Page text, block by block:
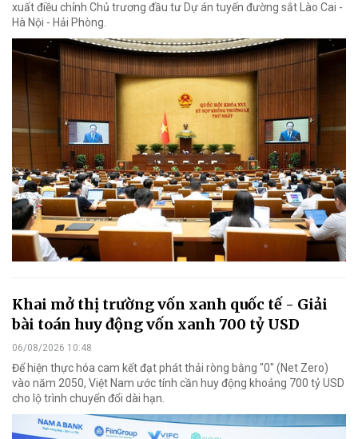
xuất điều chỉnh Chủ trương đầu tư Dự án tuyến đường sắt Lào Cai -
Hà Nội - Hải Phòng.
Khai mở thị trường vốn xanh quốc tế - Giải
bài toán huy động vốn xanh 700 tỷ USD
06/08/2026 10:48
Để hiện thực hóa cam kết đạt phát thải ròng bằng "0" (Net Zero)
vào năm 2050, Việt Nam ước tính cần huy động khoảng 700 tỷ USD
cho lộ trình chuyển đổi dài hạn.